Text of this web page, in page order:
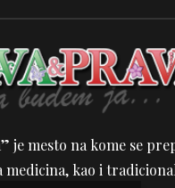
je mesto na kome se
medicina, kao i